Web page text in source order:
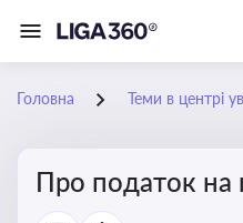
Головна Теми в центрі
Про податок на